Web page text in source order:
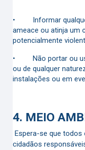
• Informar
ameace ou atinja um
potencialmente
•Não portar ou
ou de qualquer
instalações ou em
4. MEIO
Espera-se que
cidadãos